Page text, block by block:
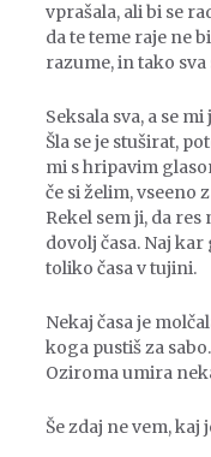
vprašala, ali bi se
da te teme raje ne
razume, in tako
Seksala sva, a se
Šla se je stuširat,
mi s hripavim
če si želim, vseeno
Rekel sem ji, da res
dovolj časa. Naj kar
toliko časa v tujini.
Nekaj časa je
koga pustiš za
Oziroma umira
Še zdaj ne vem, kaj